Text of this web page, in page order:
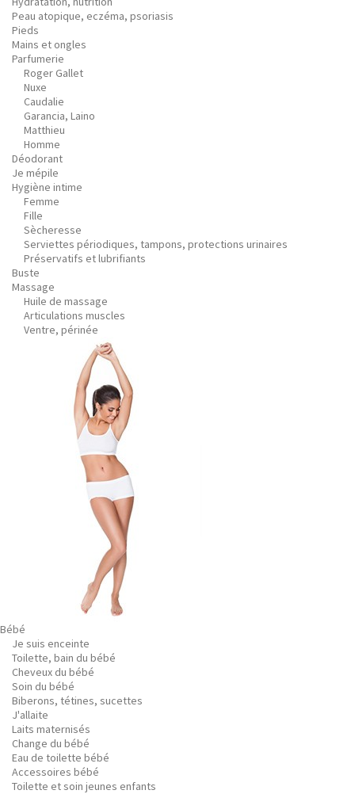
Peau atopique, eczéma, psoriasis
Pieds
Mains et ongles
Parfumerie
Roger Gallet
Nuxe
Caudalie
Garancia, Laino
Matthieu
Homme
Déodorant
Je mépile
Hygiène intime
Femme
Fille
Sècheresse
Serviettes périodiques, tampons, protections urinaires
Préservatifs et lubrifiants
Buste
Massage
Huile de massage
Articulations muscles
Ventre, périnée
Bébé
Je suis enceinte
Toilette, bain du bébé
Cheveux du bébé
Soin du bébé
Biberons, tétines, sucettes
J'allaite
Laits maternisés
Change du bébé
Eau de toilette bébé
Accessoires bébé
Toilette et soin jeunes enfants